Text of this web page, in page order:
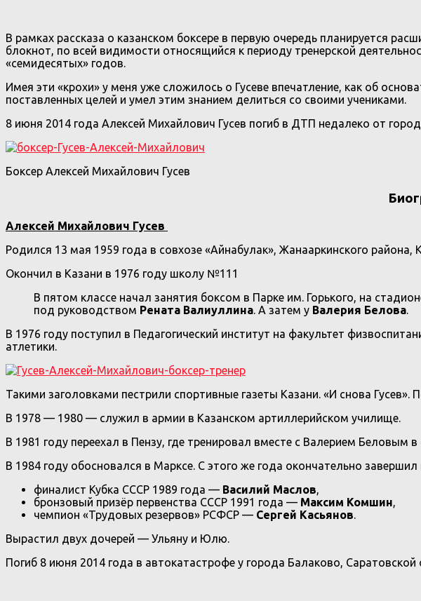
В рамках рассказа о казанском боксере в первую очередь планируется
блокнот, по всей видимости относящийся к периоду тренерской
«семидесятых» годов.
Имея эти «крохи» у меня уже сложилось о Гусеве впечатление, как об
поставленных целей и умел этим знанием делиться со своими учениками.
8 июня 2014 года Алексей Михайлович Гусев погиб в ДТП недалеко от
Боксер Алексей Михайлович Гусев
Алексей Михайлович Гусев
Родился 13 мая 1959 года в совхозе «Айнабулак», Жанааркинского района,
Окончил в Казани в 1976 году школу №111
В пятом классе начал занятия боксом в Парке им. Горького, на
под руководством Рената Валиуллина. А затем у Валерия Белова.
В 1976 году поступил в Педагогический институт на факультет
атлетики.
Такими заголовками пестрили спортивные газеты Казани. «И снова Гусев».
В 1978 — 1980 — служил в армии в Казанском артиллерийском училище.
В 1981 году переехал в Пензу, где тренировал вместе с Валерием Беловым
В 1984 году обосновался в Марксе. С этого же года окончательно
финалист Кубка СССР 1989 года — Василий Маслов,
бронзовый призёр первенства СССР 1991 года — Максим Комшин,
чемпион «Трудовых резервов» РСФСР — Сергей Касьянов.
Вырастил двух дочерей — Ульяну и Юлю.
Погиб 8 июня 2014 года в автокатастрофе у города Балаково, Саратовской